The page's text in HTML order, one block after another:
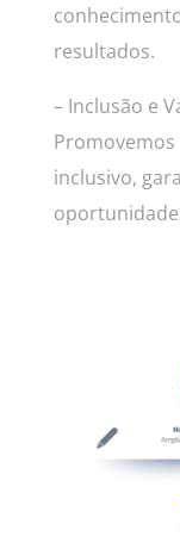
resultados.
– Inclusão e
inclusivo,